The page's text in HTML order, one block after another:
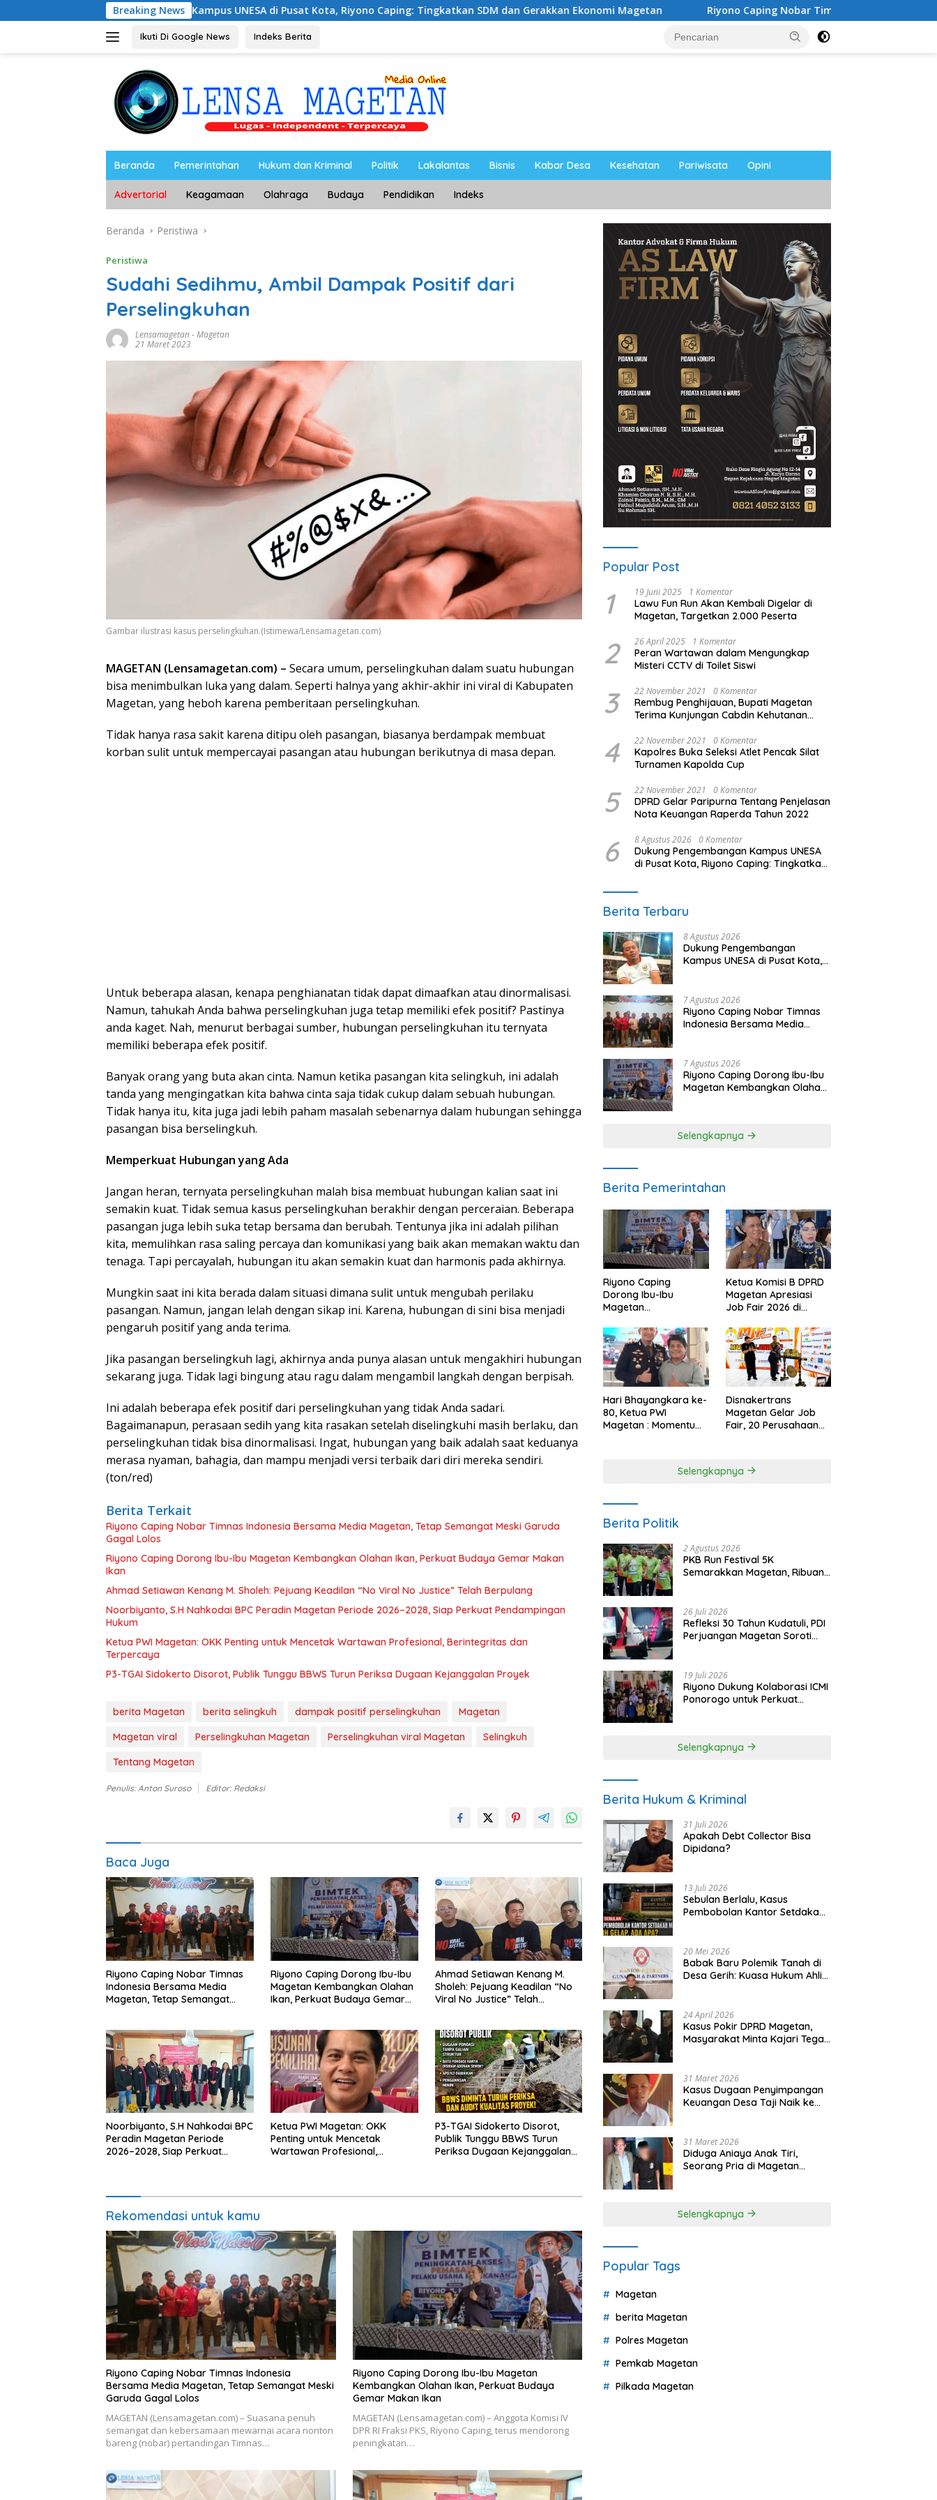
ke
Breaking News
Kampus UNESA di Pusat Kota, Riyono Caping: Tingkatkan SDM dan Gerakkan Ekonomi Magetan Riyono Caping Nobar Timnas Indonesia Bersama Media Magetan,
Ikuti Di Google News Indeks Berita
Beranda Pemerintahan Hukum dan Kriminal Politik Lakalantas Bisnis Kabar Desa Kesehatan Pariwisata Opini
Advertorial Keagamaan Olahraga Budaya Pendidikan Indeks
Beranda Peristiwa
Peristiwa
Sudahi Sedihmu, Ambil Dampak Positif dari
Perselingkuhan
Lensamagetan-Magetan
21 Maret 2023
Gambar ilustrasi kasus perselingkuhan.(Istimewa/Lensamagetan.com)
MAGETAN (Lensamagetan.com) – Secara umum, perselingkuhan dalam suatu hubungan
bisa menimbulkan luka yang dalam. Seperti halnya yang akhir-akhir ini viral di Kabupaten
Magetan, yang heboh karena pemberitaan perselingkuhan.
Tidak hanya rasa sakit karena ditipu oleh pasangan, biasanya berdampak membuat
korban sulit untuk mempercayai pasangan atau hubungan berikutnya di masa depan.
Untuk beberapa alasan, kenapa penghianatan tidak dapat dimaafkan atau dinormalisasi.
Namun, tahukah Anda bahwa perselingkuhan juga tetap memiliki efek positif? Pastinya
anda kaget. Nah, menurut berbagai sumber, hubungan perselingkuhan itu ternyata
memiliki beberapa efek positif.
Banyak orang yang buta akan cinta. Namun ketika pasangan kita selingkuh, ini adalah
tanda yang mengingatkan kita bahwa cinta saja tidak cukup dalam sebuah hubungan.
Tidak hanya itu, kita juga jadi lebih paham masalah sebenarnya dalam hubungan sehingga
pasangan bisa berselingkuh.
Memperkuat Hubungan yang Ada
Jangan heran, ternyata perselingkuhan malah bisa membuat hubungan kalian saat ini
semakin kuat. Tidak semua kasus perselingkuhan berakhir dengan perceraian. Beberapa
pasangan juga lebih suka tetap bersama dan berubah. Tentunya jika ini adalah pilihan
kita, memulihkan rasa saling percaya dan komunikasi yang baik akan memakan waktu dan
tenaga. Tapi percayalah, hubungan itu akan semakin kuat dan harmonis pada akhirnya.
Mungkin saat ini kita berada dalam situasi dimana sulit untuk mengubah perilaku
pasangan. Namun, jangan lelah dengan sikap ini. Karena, hubungan di sini bisa menjadi
pengaruh positif yang anda terima.
Jika pasangan berselingkuh lagi, akhirnya anda punya alasan untuk mengakhiri hubungan
sekarang juga. Tidak lagi bingung atau ragu dalam mengambil langkah dengan berpisah.
Ini adalah beberapa efek positif dari perselingkuhan yang tidak Anda sadari.
Bagaimanapun, perasaan sedih yang kita rasakan setelah diselingkuhi masih berlaku, dan
perselingkuhan tidak bisa dinormalisasi. Ingat, hubungan yang baik adalah saat keduanya
merasa nyaman, bahagia, dan mampu menjadi versi terbaik dari diri mereka sendiri.
(ton/red)
Berita Terkait
Riyono Caping Nobar Timnas Indonesia Bersama Media Magetan, Tetap Semangat Meski Garuda
Gagal Lolos
Riyono Caping Dorong Ibu-Ibu Magetan Kembangkan Olahan Ikan, Perkuat Budaya Gemar Makan
Ikan
Ahmad Setiawan Kenang M. Sholeh: Pejuang Keadilan “No Viral No Justice” Telah Berpulang
Noorbiyanto, S.H Nahkodai BPC Peradin Magetan Periode 2026–2028, Siap Perkuat Pendampingan
Hukum
Ketua PWI Magetan: OKK Penting untuk Mencetak Wartawan Profesional, Berintegritas dan
Terpercaya
P3-TGAI Sidokerto Disorot, Publik Tunggu BBWS Turun Periksa Dugaan Kejanggalan Proyek
berita Magetan berita selingkuh dampak positif perselingkuhan
Magetan
Magetan viral
Perselingkuhan Magetan Perselingkuhan viral Magetan
Selingkuh
Tentang Magetan
Penulis: Anton Suroso Editor: Redaksi
Baca Juga
Riyono Caping Nobar Timnas
Indonesia Bersama Media
Magetan, Tetap Semangat
Riyono Caping Dorong Ibu-Ibu
Magetan Kembangkan Olahan
Ikan, Perkuat Budaya Gemar
Ahmad Setiawan Kenang M.
Sholeh: Pejuang Keadilan “No
Viral No Justice” Telah
Noorbiyanto, S.H Nahkodai BPC
Peradin Magetan Periode
2026–2028, Siap Perkuat
Ketua PWI Magetan: OKK
Penting untuk Mencetak
Wartawan Profesional,
P3-TGAI Sidokerto Disorot,
Publik Tunggu BBWS Turun
Periksa Dugaan Kejanggalan
Rekomendasi untuk kamu
Riyono Caping Nobar Timnas Indonesia
Bersama Media Magetan, Tetap Semangat Meski
Garuda Gagal Lolos
MAGETAN (Lensamagetan.com) – Suasana penuh
semangat dan kebersamaan mewarnai acara nonton
bareng (nobar) pertandingan Timnas…
Riyono Caping Dorong Ibu-Ibu Magetan
Kembangkan Olahan Ikan, Perkuat Budaya
Gemar Makan Ikan
MAGETAN (Lensamagetan.com) – Anggota Komisi IV
DPR RI Fraksi PKS, Riyono Caping, terus mendorong
peningkatan…
Popular Post
1 19 Juni 2025 1 Komentar
Lawu Fun Run Akan Kembali Digelar di
Magetan, Targetkan 2.000 Peserta
2 26 April 2025 1 Komentar
Peran Wartawan dalam Mengungkap
Misteri CCTV di Toilet Siswi
3 22 November 2021 0 Komentar
Rembug Penghijauan, Bupati Magetan
Terima Kunjungan Cabdin Kehutanan
4 22 November 2021 0 Komentar
Kapolres Buka Seleksi Atlet Pencak Silat
Turnamen Kapolda Cup
5 22 November 2021 0 Komentar
DPRD Gelar Paripurna Tentang Penjelasan
Nota Keuangan Raperda Tahun 2022
6 8 Agustus 2026 0 Komentar
Dukung Pengembangan Kampus UNESA
di Pusat Kota, Riyono Caping: Tingkatkan
Berita Terbaru
8 Agustus 2026
Dukung Pengembangan
Kampus UNESA di Pusat Kota,
Magetan
7 Agustus 2026
Riyono Caping Nobar Timnas
Indonesia Bersama Media
7 Agustus 2026
Riyono Caping Dorong Ibu-Ibu
Magetan Kembangkan Olahan
Selengkapnya
Berita Pemerintahan
Riyono Caping
Dorong Ibu-Ibu
Magetan
Ikan, Perkuat Budaya
Gemar Makan Ikan
Ketua Komisi B DPRD
Magetan Apresiasi
Job Fair 2026 di
Anggaran
Hari Bhayangkara ke-
80, Ketua PWI
Magetan : Momentum
Disnakertrans
Magetan Gelar Job
Fair, 20 Perusahaan
Selengkapnya
Berita Politik
2 Agustus 2026
PKB Run Festival 5K
Semarakkan Magetan, Ribuan
26 Juli 2026
Refleksi 30 Tahun Kudatuli, PDI
Perjuangan Magetan Soroti
19 Juli 2026
Riyono Dukung Kolaborasi ICMI
Ponorogo untuk Perkuat
Selengkapnya
Berita Hukum & Kriminal
31 Juli 2026
Apakah Debt Collector Bisa
Dipidana?
13 Juli 2026
Sebulan Berlalu, Kasus
Pembobolan Kantor Setdakab
20 Mei 2026
Babak Baru Polemik Tanah di
Desa Gerih: Kuasa Hukum Ahli
24 April 2026
Kasus Pokir DPRD Magetan,
Masyarakat Minta Kajari Tegak
31 Maret 2026
Kasus Dugaan Penyimpangan
Keuangan Desa Taji Naik ke
31 Maret 2026
Diduga Aniaya Anak Tiri,
Seorang Pria di Magetan
Selengkapnya
Popular Tags
Magetan
berita Magetan
Polres Magetan
Pemkab Magetan
Pilkada Magetan